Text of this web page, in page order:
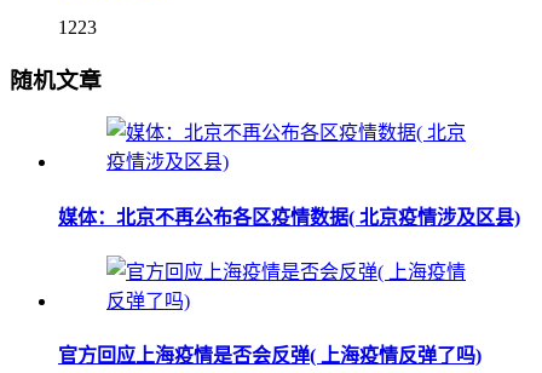
1223
随机文章
媒体：北京不再公布各区疫情数据( 北京疫情涉及区县)
官方回应上海疫情是否会反弹( 上海疫情反弹了吗)